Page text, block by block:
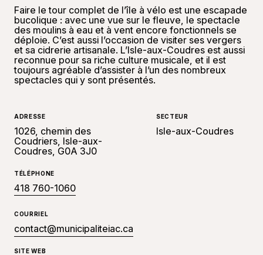
Faire le tour complet de l’île à vélo est une escapade
bucolique : avec une vue sur le fleuve, le spectacle
des moulins à eau et à vent encore fonctionnels se
déploie. C’est aussi l’occasion de visiter ses vergers
et sa cidrerie artisanale. L’Isle-aux-Coudres est aussi
reconnue pour sa riche culture musicale, et il est
toujours agréable d’assister à l’un des nombreux
spectacles qui y sont présentés.
ADRESSE
1026, chemin des
Coudriers, Isle-aux-
Coudres, G0A 3J0
SECTEUR
Isle-aux-Coudres
TÉLÉPHONE
418 760-1060
COURRIEL
contact@municipaliteiac.ca
SITE WEB